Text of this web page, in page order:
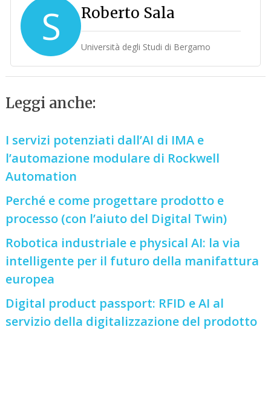
S Roberto Sala
Università degli Studi di Bergamo
Leggi anche:
I servizi potenziati dall’AI di IMA e
l’automazione modulare di Rockwell
Automation
Perché e come progettare prodotto e
processo (con l’aiuto del Digital Twin)
Robotica industriale e physical AI: la via
intelligente per il futuro della manifattura
europea
Digital product passport: RFID e AI al
servizio della digitalizzazione del prodotto